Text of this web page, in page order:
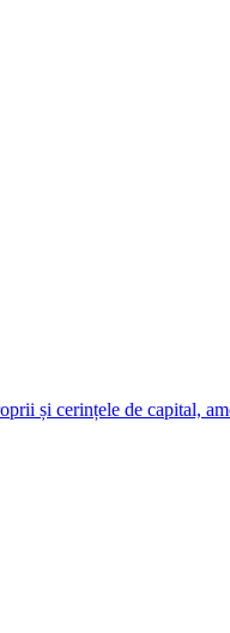
și cerințele de capital,